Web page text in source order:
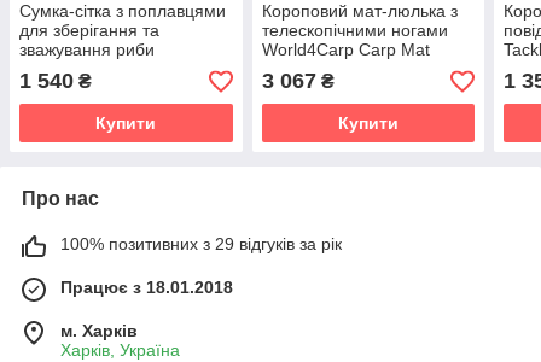
Сумка-сітка з поплавцями
для зберігання та
зважування риби
World4Carp MF Weigh
Sling
1 540 ₴
Купити
Короповий мат-люлька з
телескопічними ногами
World4Carp Carp Mat
Cradle 120х70 см
3 067₴
Купити
1
Про нас
100% позитивних з 29 відгуків за рік
Працює з 18.01.2018
м. Харків
Харків, Україна